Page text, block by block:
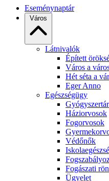
Eseménynaptár
Város
Látnivalók
Épített
Város a
Hét séta a
Eger Anno
Egészségügy
Háziorvosok
Fogorvosok
Védőnők
Fogászati
Ügyelet